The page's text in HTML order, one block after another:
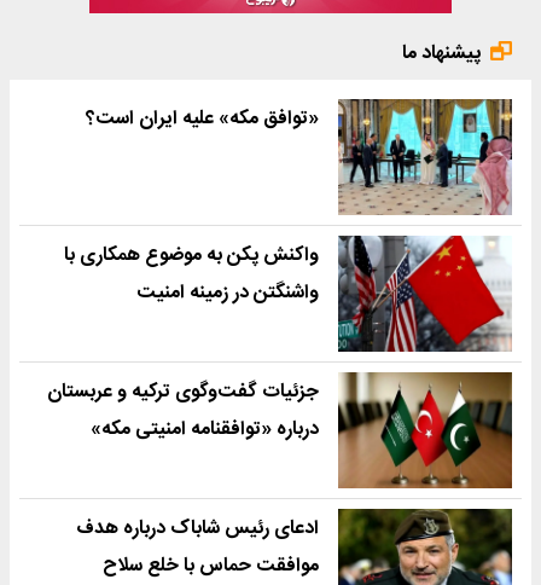
پیشنهاد ما
«توافق مکه» علیه ایران است؟
واکنش پکن به موضوع همکاری با
واشنگتن در زمینه امنیت
جزئیات گفت‌وگوی ترکیه و عربستان
درباره «توافقنامه امنیتی مکه»
ادعای رئیس شاباک درباره هدف
موافقت حماس با خلع سلاح